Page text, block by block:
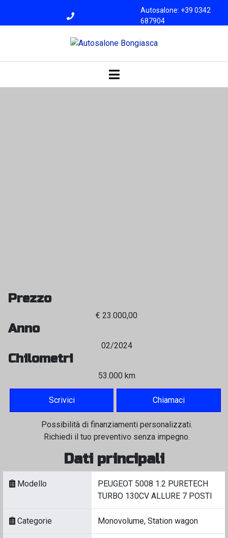
Autosalone: +39 0342
687904
687945
t
Prezzo
€ 23.000,00
Anno
02/2024
Chilometri
53.000 km
Scrivici Chiamaci
Possibilità di finanziamenti personalizzati.
Richiedi il tuo preventivo senza impegno.
Dati principali
Modello
PEUGEOT 5008 1.2 PURETECH
TURBO 130CV ALLURE 7 POSTI
Categorie Monovolume, Station wagon